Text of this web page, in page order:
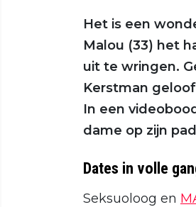
Het is een
Malou (33) het
uit te wringen.
Kerstman
In een
dame op zijn
Dates in volle
Seksuoloog en